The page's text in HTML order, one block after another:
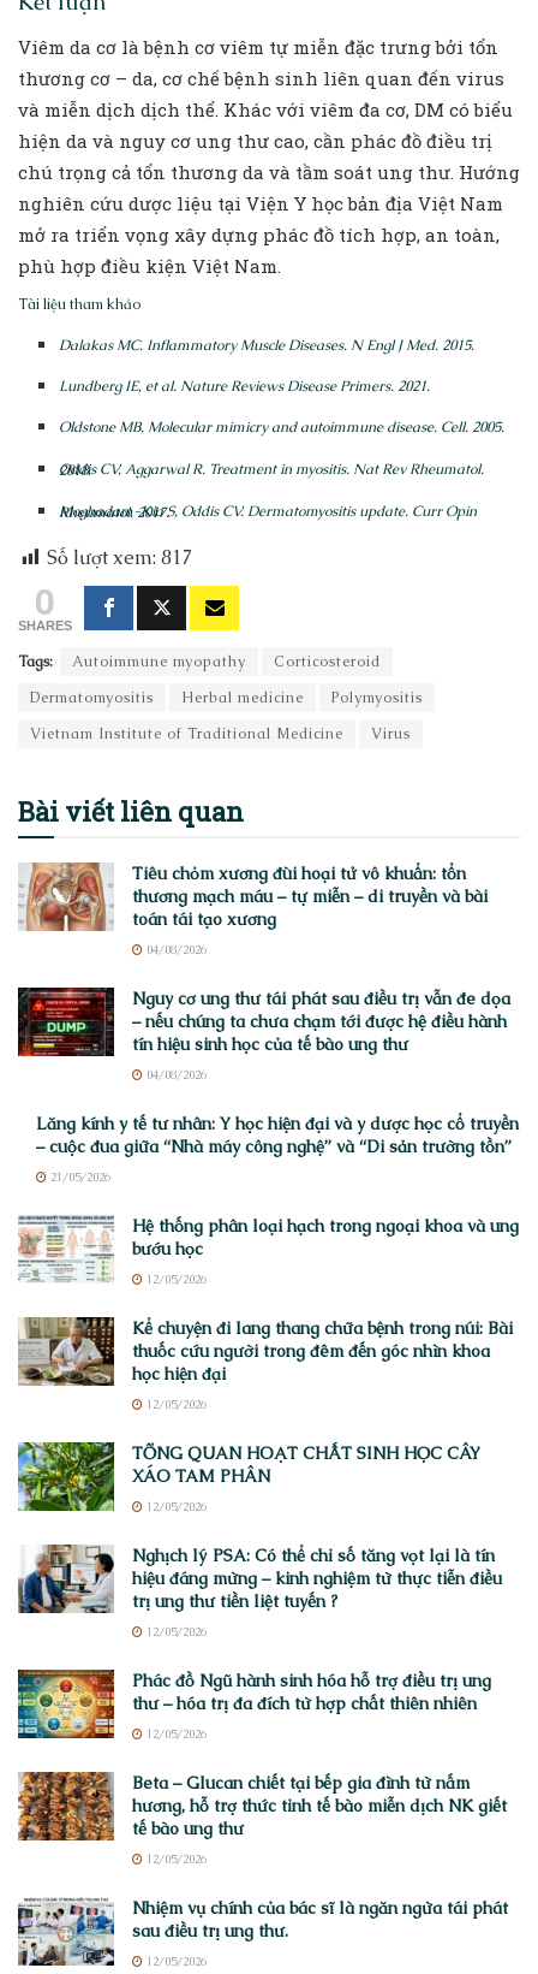
Viêm da cơ là bệnh cơ viêm tự miễn đặc trưng bởi tổn
thương cơ – da, cơ chế bệnh sinh liên quan đến virus
và miễn dịch dịch thể. Khác với viêm đa cơ, DM có biểu
hiện da và nguy cơ ung thư cao, cần phác đồ điều trị
chú trọng cả tổn thương da và tầm soát ung thư. Hướng
nghiên cứu dược liệu tại Viện Y học bản địa Việt Nam
mở ra triển vọng xây dựng phác đồ tích hợp, an toàn,
phù hợp điều kiện Việt Nam.
Tài liệu tham khảo
Dalakas MC. Inflammatory Muscle Diseases. N Engl J Med. 2015.
Lundberg IE, et al. Nature Reviews Disease Primers. 2021.
Oldstone MB. Molecular mimicry and autoimmune disease. Cell. 2005.
Oddis CV, Aggarwal R. Treatment in myositis. Nat Rev Rheumatol. 2018.
Moghadam-Kia S, Oddis CV. Dermatomyositis update. Curr Opin Rheumatol. 2017.
Số lượt xem: 817
0
SHARES
Tags: Autoimmune myopathy
Corticosteroid
Dermatomyositis
Herbal medicine
Polymyositis
Vietnam Institute of Traditional Medicine
Virus
Bài viếtliên quan
Tiêu chỏm xương đùi hoại tử vô khuẩn: tổn
thương mạch máu – tự miễn – di truyền và bài
toán tái tạo xương
04/08/2026
Nguy cơ ung thư tái phát sau điều trị vẫn đe dọa
– nếu chúng ta chưa chạm tới được hệ điều hành
tín hiệu sinh học của tế bào ung thư
04/08/2026
Lăng kính y tế tư nhân: Y học hiện đại và y dược học cổ truyền
– cuộc đua giữa “Nhà máy công nghệ” và “Di sản trường tồn”
21/05/2026
Hệ thống phân loại hạch trong ngoại khoa và ung
bướu học
12/05/2026
Kể chuyện đi lang thang chữa bệnh trong núi: Bài
thuốc cứu người trong đêm đến góc nhìn khoa
học hiện đại
12/05/2026
TỔNG QUAN HOẠT CHẤT SINH HỌC CÂY
XÁO TAM PHÂN
12/05/2026
Nghịch lý PSA: Có thể chỉ số tăng vọt lại là tín
hiệu đáng mừng – kinh nghiệm từ thực tiễn điều
trị ung thư tiền liệt tuyến ?
12/05/2026
Phác đồ Ngũ hành sinh hóa hỗ trợ điều trị ung
thư – hóa trị đa đích từ hợp chất thiên nhiên
12/05/2026
Beta – Glucan chiết tại bếp gia đình từ nấm
hương, hỗ trợ thức tỉnh tế bào miễn dịch NK giết
tế bào ung thư
12/05/2026
Nhiệm vụ chính của bác sĩ là ngăn ngừa tái phát
sau điều trị ung thư.
12/05/2026